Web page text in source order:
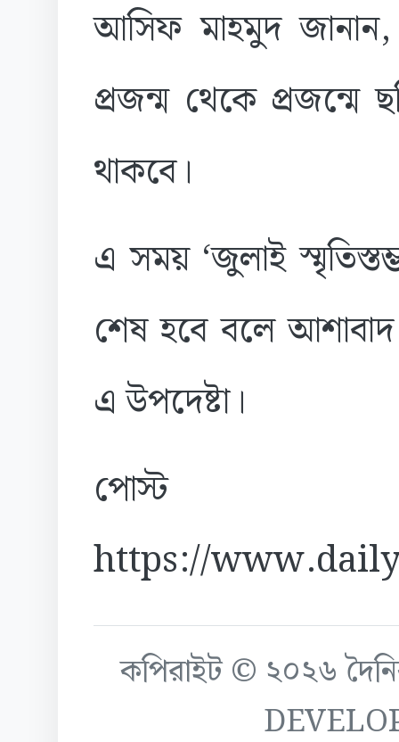
আসিফ মাহমুদ
প্রজন্ম থেকে প্রজন্মে
থাকবে।
এ সময় ‘জুলাই
শেষ হবে বলে
এ উপদেষ্টা।
https://
কপিরাইট © ২০২৬